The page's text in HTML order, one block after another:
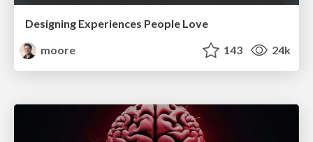
Designing Experiences People Love
moore
143 24k